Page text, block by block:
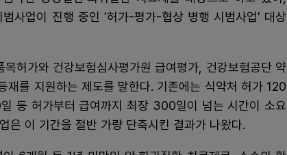
사업이 진행 중인 '허가-평가-협상 병행 시범사업' 대상
허가와 건강보험심사평가원 급여평가, 건강보험공단 약
재를 지원하는 제도를 말한다. 기존에는 식약처 허가 120
등 허가부터 급여까지 최장 300일이 넘는 시간이 소요
은 이 기간을 절반 가량 단축시킨 결과가 나왔다.